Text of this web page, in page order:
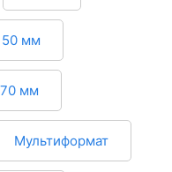
50 мм
70 мм
Мультиформат